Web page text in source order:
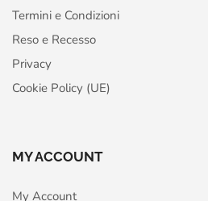
Termini e Condizioni
Reso e Recesso
Privacy
Cookie Policy (UE)
MY ACCOUNT
My Account